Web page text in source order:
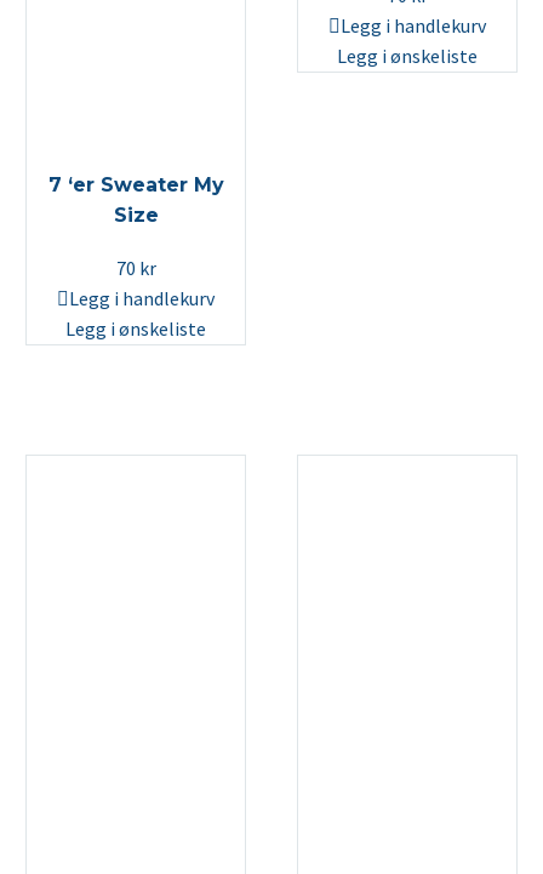
7 ‘er Sweater My
Size
70 kr
Legg i handlekurv
Legg i ønskeliste
Legg i handlekurv
Legg i ønskeliste